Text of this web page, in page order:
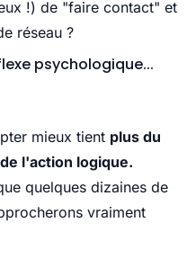
!) de "faire contact" et
réseau ?
psychologique...
mieux tient plus du
l'action logique.
quelques dizaines de
vraiment